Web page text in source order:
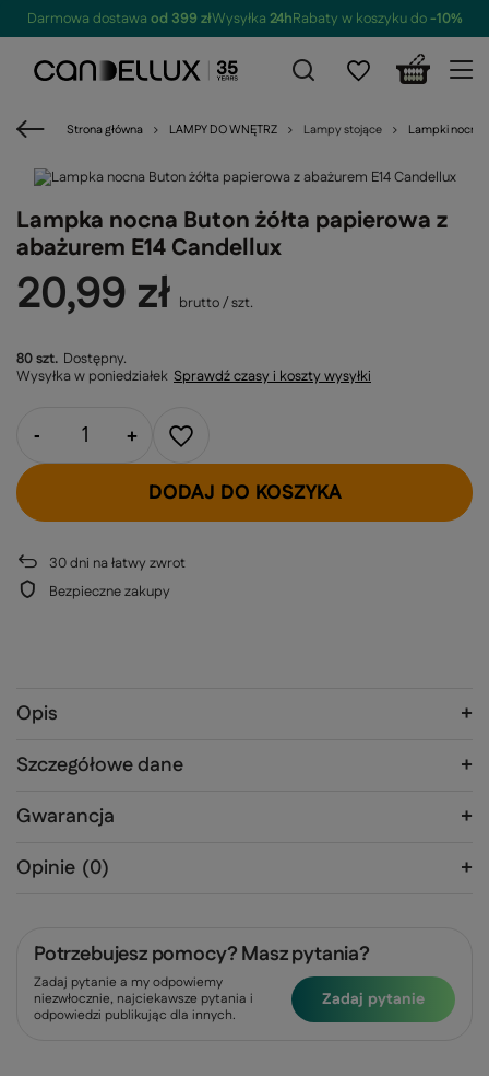
Darmowa dostawa od 399 złWysyłka 24hRabaty w koszyku do-10%
Strona główna LAMPY DO WNĘTRZ Lampy stojące Lampki nocne
Lampka nocna Buton żółta papierowa z
abażurem E14 Candellux
80 szt. Dostępny
Wysyłka w poniedziałek Sprawdź czasy i koszty wysyłki
20,99 zł brutto/szt.
- +
DODAJ DO KOSZYKA
30dni na łatwy zwrot
Bezpieczne zakupy
Opis
Szczegółowe dane
Gwarancja
Opinie (0)
Potrzebujesz pomocy? Masz pytania?
Zadaj pytanie a my odpowiemy
niezwłocznie, najciekawsze pytania i
odpowiedzi publikując dla innych.
Zadaj pytanie